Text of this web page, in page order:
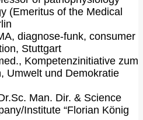
(Emeritus of the Medical
diagnose-funk, consumer
Stuttgart
Kompetenzinitiative zum
Umwelt und Demokratie
Man. Dir. & Science
Institute “Florian König